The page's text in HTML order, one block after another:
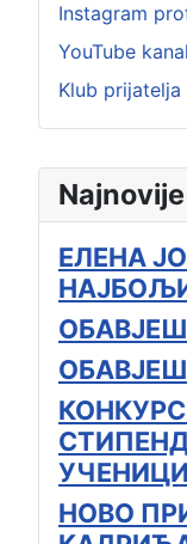
Najnovije
ЕЛЕНА
НОВО
Instagram
YouTube
Klub